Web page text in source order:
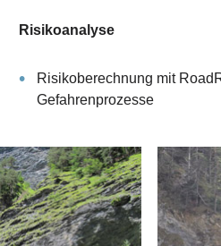
Risikoanalyse
Risikoberechnung mit
Gefahrenprozesse